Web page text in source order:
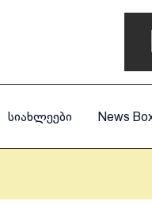
სიახლეები News